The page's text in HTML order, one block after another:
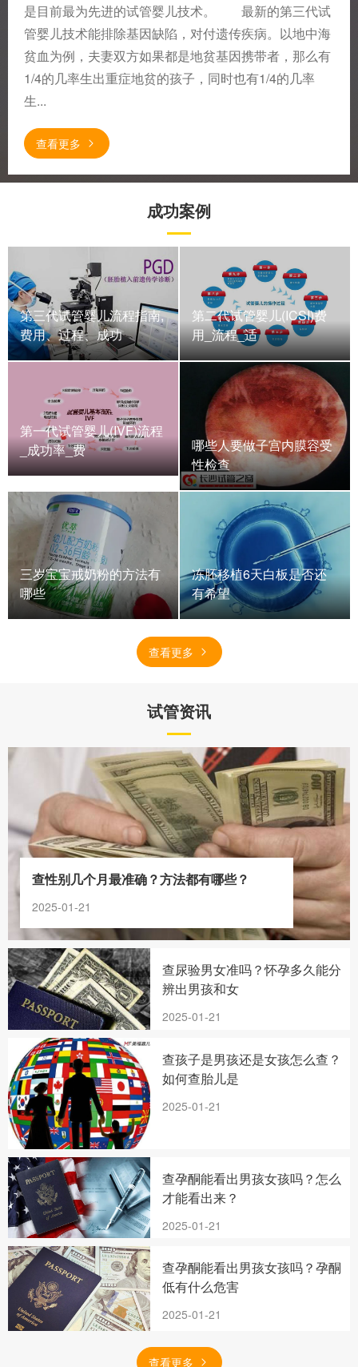
是目前最为先进的试管婴儿技术。 最新的第三代试
管婴儿技术能排除基因缺陷，对付遗传疾病。以地中海
贫血为例，夫妻双方如果都是地贫基因携带者，那么有
1/4的几率生出重症地贫的孩子，同时也有1/4的几率
生...
查看更多
成功案例
第三代试管婴儿流程指南,
费用、过程、成功
第二代试管婴儿(ICSI)费
用_流程_适
第一代试管婴儿(IVF)流程
_成功率_费
哪些人要做子宫内膜容受
性检查
三岁宝宝戒奶粉的方法有
哪些
冻胚移植6天白板是否还
有希望
查看更多
试管资讯
查性别几个月最准确？方法都有哪些？
2025-01-21
查尿验男女准吗？怀孕多久能分
辨出男孩和女
2025-01-21
查孩子是男孩还是女孩怎么查？
如何查胎儿是
2025-01-21
查孕酮能看出男孩女孩吗？怎么
才能看出来？
2025-01-21
查孕酮能看出男孩女孩吗？孕酮
低有什么危害
2025-01-21
查看更多